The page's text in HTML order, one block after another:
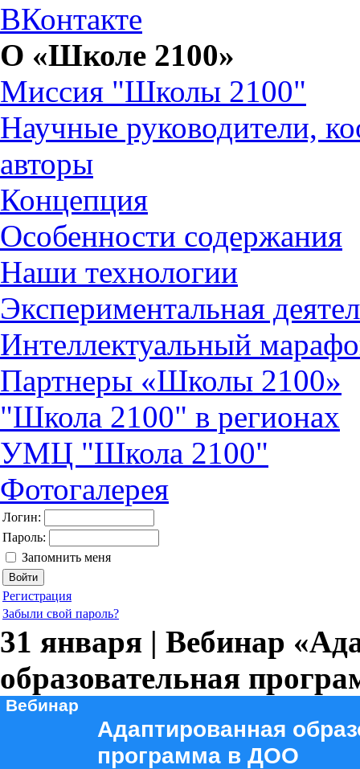
ВКонтакте
О «Школе 2100»
Миссия "Школы 2100"
Научные руководители,
авторы
Концепция
Особенности содержания
Наши технологии
Экспериментальная
Интеллектуальный
Партнеры «Школы 2100»
"Школа 2100" в регионах
УМЦ "Школа 2100"
Фотогалерея
Логин:
Пароль:
Запомнить меня
Регистрация
Забыли свой пароль?
31 января | Вебинар
образовательная
Вебинар
Адаптированная
программа в ДОО